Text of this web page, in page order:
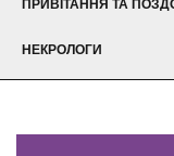
ПРИВІТАННЯ ТА
НЕКРОЛОГИ